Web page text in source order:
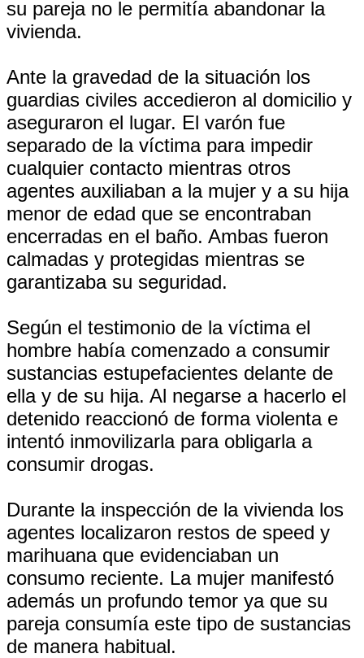
su pareja no le permitía abandonar la
vivienda.
Ante la gravedad de la situación los
guardias civiles accedieron al domicilio y
aseguraron el lugar. El varón fue
separado de la víctima para impedir
cualquier contacto mientras otros
agentes auxiliaban a la mujer y a su hija
menor de edad que se encontraban
encerradas en el baño. Ambas fueron
calmadas y protegidas mientras se
garantizaba su seguridad.
Según el testimonio de la víctima el
hombre había comenzado a consumir
sustancias estupefacientes delante de
ella y de su hija. Al negarse a hacerlo el
detenido reaccionó de forma violenta e
intentó inmovilizarla para obligarla a
consumir drogas.
Durante la inspección de la vivienda los
agentes localizaron restos de speed y
marihuana que evidenciaban un
consumo reciente. La mujer manifestó
además un profundo temor ya que su
pareja consumía este tipo de sustancias
de manera habitual.